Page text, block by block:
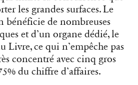
les grandes surfaces. Le
bénéficie de nombreuses
et d’un organe dédié, le
Livre, ce qui n’empêche pas
concentré avec cinq gros
du chiffre d’affaires.